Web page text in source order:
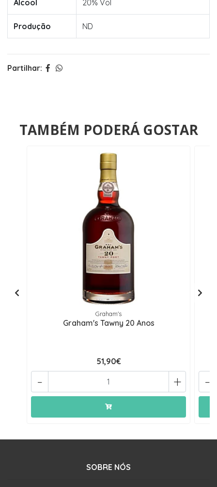
Álcool 20% Vol
Produção ND
Partilhar:
TAMBÉM PODERÁ GOSTAR
Graham's
Graham's Tawny 20 Anos
51,90€
+
- -
SOBRE NÓS